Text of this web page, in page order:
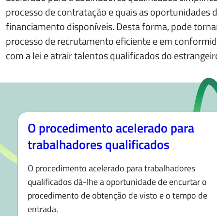
processo de contratação e quais as oportunidades
financiamento disponíveis. Desta forma, pode
processo de recrutamento eficiente e em
com a lei e atrair talentos qualificados do
O procedimento acelerado para
trabalhadores qualificados
O procedimento acelerado para trabalhadores
qualificados dá-lhe a oportunidade de encurtar o
procedimento de obtenção de visto e o tempo de
entrada.